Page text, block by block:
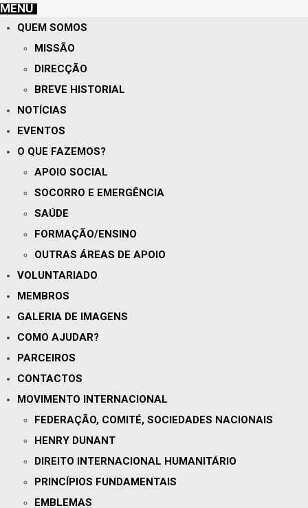
MENU
QUEM SOMOS
MISSÃO
DIRECÇÃO
BREVE HISTORIAL
NOTÍCIAS
EVENTOS
O QUE FAZEMOS?
APOIO SOCIAL
SOCORRO E EMERGÊNCIA
SAÚDE
FORMAÇÃO/ENSINO
OUTRAS ÁREAS DE APOIO
VOLUNTARIADO
MEMBROS
GALERIA DE IMAGENS
COMO AJUDAR?
PARCEIROS
CONTACTOS
MOVIMENTO INTERNACIONAL
FEDERAÇÃO, COMITÉ, SOCIEDADES NACIONAIS
HENRY DUNANT
DIREITO INTERNACIONAL HUMANITÁRIO
PRINCÍPIOS FUNDAMENTAIS
EMBLEMAS